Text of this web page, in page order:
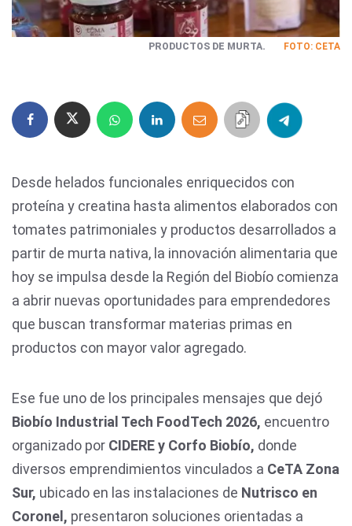
PRODUCTOS DE MURTA. FOTO: CETA
Desde helados funcionales enriquecidos con
proteína y creatina hasta alimentos elaborados con
tomates patrimoniales y productos desarrollados a
partir de murta nativa, la innovación alimentaria que
hoy se impulsa desde la Región del Biobío comienza
a abrir nuevas oportunidades para emprendedores
que buscan transformar materias primas en
productos con mayor valor agregado.
Ese fue uno de los principales mensajes que dejó
Biobío Industrial Tech FoodTech 2026, encuentro
organizado por CIDERE y Corfo Biobío, donde
diversos emprendimientos vinculados a CeTA Zona
Sur, ubicado en las instalaciones de Nutrisco en
Coronel, presentaron soluciones orientadas a